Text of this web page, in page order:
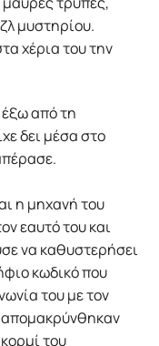
μυστηρίου.
χέρια του την
έξω από τη
δει μέσα στο
η μηχανή του
εαυτό του και
να καθυστερήσει
κωδικό που
του με τον
του